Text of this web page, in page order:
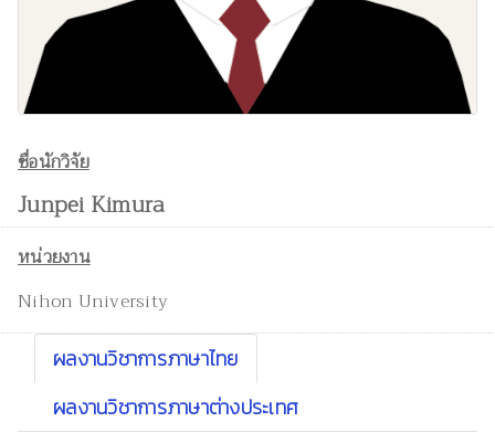
ชื่อนักวิจัย
Junpei Kimura
หน่วยงาน
Nihon University
ผลงานวิชาการภาษาไทย
ผลงานวิชาการภาษาต่างประเทศ